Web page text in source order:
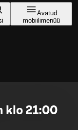
Avatud
mobiilimenüü
klo 21:00